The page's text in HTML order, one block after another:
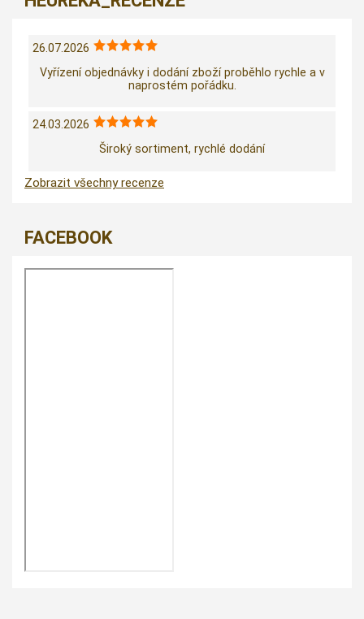
26.07.2026
Vyřízení objednávky i dodání zboží proběhlo rychle a v
naprostém pořádku.
24.03.2026
Široký sortiment, rychlé dodání
Zobrazit všechny recenze
FACEBOOK